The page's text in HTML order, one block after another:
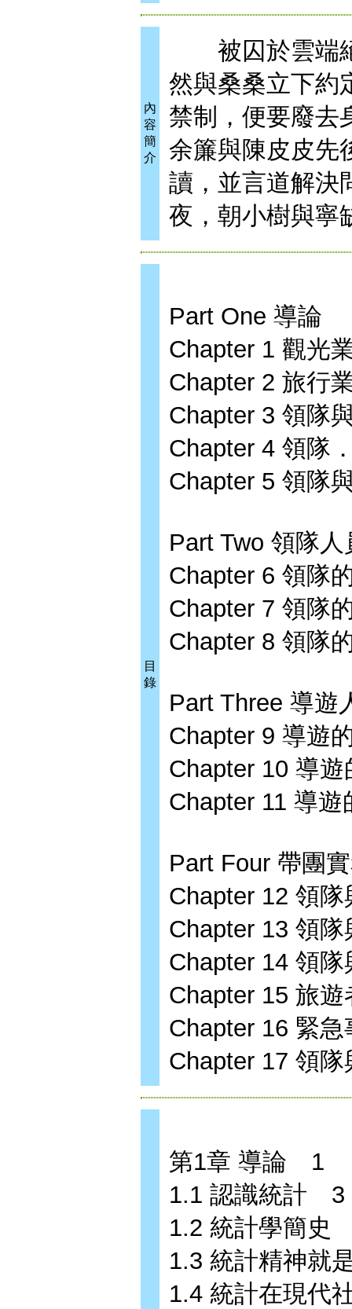
內
容
簡
介
被囚於雲端絕
然與桑桑立下約
禁制，便要廢去
余簾與陳皮皮先
讀，並言道解決
夜，朝小樹與
目
錄
Part One 導論
Chapter 1 觀光
Chapter 2 旅行
Chapter 3 領隊
Chapter 4 領隊
Chapter 5 領隊
Part Two 領隊人
Chapter 6 領隊
Chapter 7 領隊
Chapter 8 領隊
Part Three 導遊
Chapter 9 導遊
Chapter 10 導
Chapter 11 導
Part Four 帶團
Chapter 12 領
Chapter 13 領
Chapter 14 領
Chapter 15 旅
Chapter 16 緊
Chapter 17 領
第1章 導論 1
1.1 認識統計 3
1.2 統計學簡
1.3 統計精神就
1.4 統計在現代